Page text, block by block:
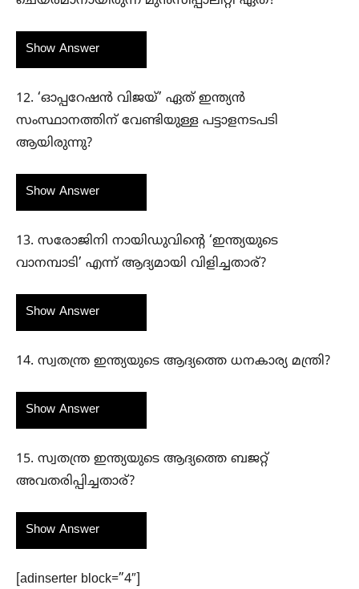
Show Answer
12. ‘ഓപ്പറേഷൻ വിജയ്’ ഏത് ഇന്ത്യൻ
സംസ്ഥാനത്തിന് വേണ്ടിയുള്ള പട്ടാളനടപടി
ആയിരുന്നു?
Show Answer
13. സരോജിനി നായിഡുവിന്റെ ‘ഇന്ത്യയുടെ
വാനമ്പാടി’ എന്ന് ആദ്യമായി വിളിച്ചതാര്?
Show Answer
14. സ്വതന്ത്ര ഇന്ത്യയുടെ ആദ്യത്തെ ധനകാര്യ മന്ത്രി?
Show Answer
15. സ്വതന്ത്ര ഇന്ത്യയുടെ ആദ്യത്തെ ബജറ്റ്
അവതരിപ്പിച്ചതാര്?
Show Answer
[adinserter block=”4″]